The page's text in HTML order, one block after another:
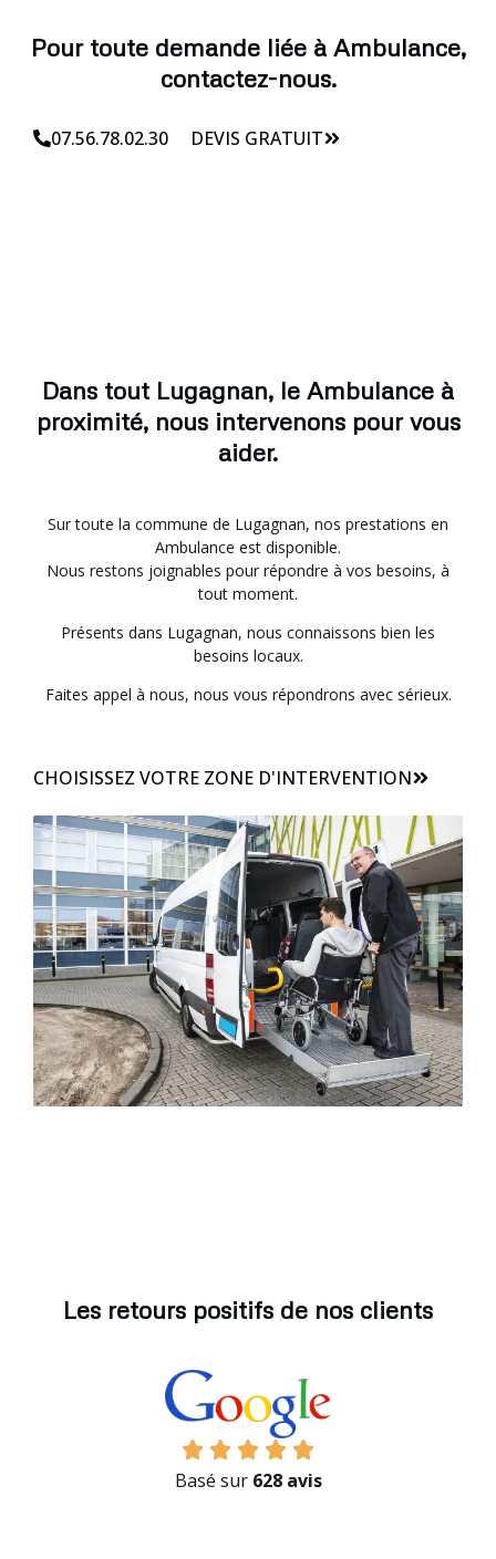
Pour toute demande liée à Ambulance,
contactez-nous.
07.56.78.02.30 DEVIS GRATUIT
Dans tout Lugagnan, le Ambulance à
proximité, nous intervenons pour vous
aider.
Sur toute la commune de Lugagnan, nos prestations en
Ambulance est disponible.
Nous restons joignables pour répondre à vos besoins, à
tout moment.
Présents dans Lugagnan, nous connaissons bien les
besoins locaux.
Faites appel à nous, nous vous répondrons avec sérieux.
CHOISISSEZ VOTRE ZONE D'INTERVENTION
Les retours positifs de nos clients
Basé sur 628 avis